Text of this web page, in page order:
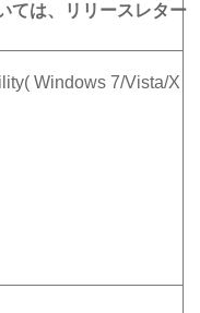
ては、リリースレター
Windows 7/Vista/X